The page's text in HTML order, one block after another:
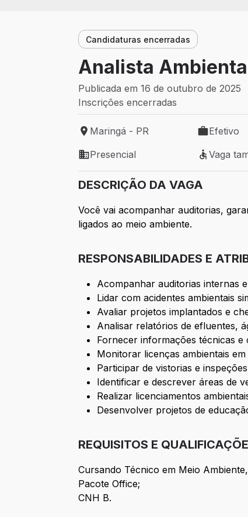
Candidaturas encerradas
Analista
Publicada em 16 de outubro de 2025
Inscrições encerradas
Local de trabalho: Maringá - PR
Maringá - PR
Tipo de
Efetivo
Modelo de trabalho: Presencial
Presencial
Vaga
Vaga
DESCRIÇÃO DA VAGA
Você vai acompanhar auditorias,
ligados ao meio ambiente.
RESPONSABILIDADES E
Acompanhar auditorias internas
Lidar com acidentes ambientais
Avaliar projetos implantados e
Analisar relatórios de efluentes,
Fornecer informações técnicas e
Monitorar licenças ambientais
Participar de vistorias e
Identificar e descrever áreas de
Realizar licenciamentos
Desenvolver projetos de
REQUISITOS E
Cursando Técnico em Meio
Pacote Office;
CNH B.